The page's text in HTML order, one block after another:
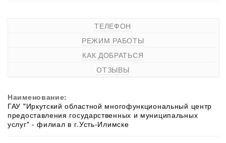
ТЕЛЕФОН
РЕЖИМ РАБОТЫ
КАК ДОБРАТЬСЯ
ОТЗЫВЫ
Наименование:
ГАУ "Иркутский областной многофункциональный центр
предоставления государственных и муниципальных
услуг" - филиал в г.Усть-Илимске